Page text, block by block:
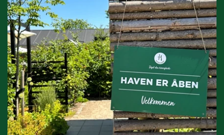
Interesser:du kan også søge på interesser, hvis du fx er
glad for drivhus eller biodiversitet.
Kombination af kategorier:du kan også vinge af i flere
kategorier for at gøre din søgning endnu mere specifik.
Skal du fx på weekendtur til Silkeborg og er glad for drivhus,
kan du med fordel både vinge af i periode, region og
interesse.